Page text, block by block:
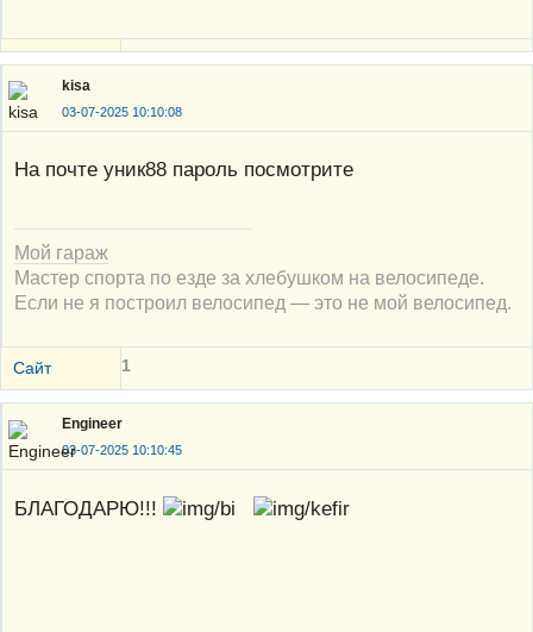
kisa
03-07-2025 10:10:08
На почте уник88 пароль посмотрите
Мой гараж
Мастер спорта по езде за хлебушком на велосипеде.
Если не я построил велосипед — это не мой велосипед.
Сайт 1
Engineer
03-07-2025 10:10:45
БЛАГОДАРЮ!!!